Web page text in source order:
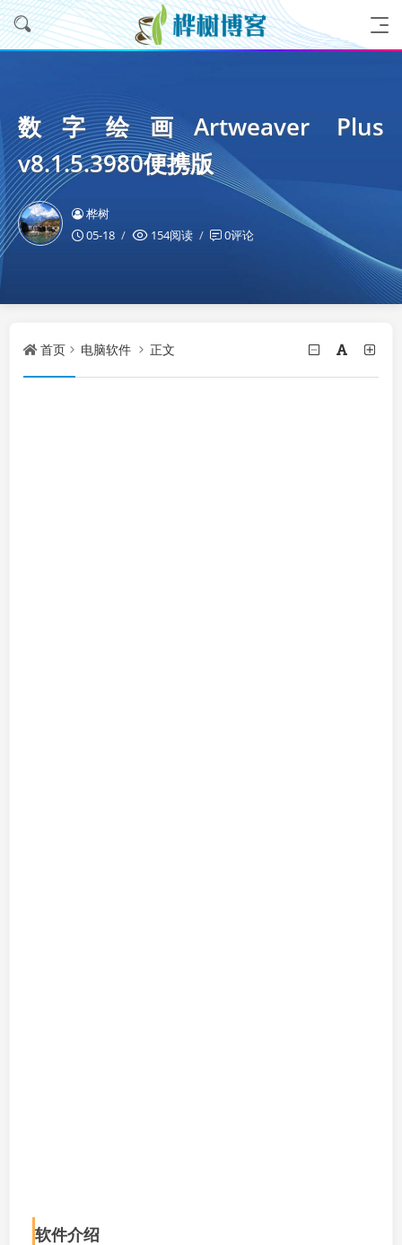
数字绘画Artweaver Plus
v8.1.5.3980便携版
桦树
05-18
154阅读 0评论
首页 电脑软件 正文
软件介绍